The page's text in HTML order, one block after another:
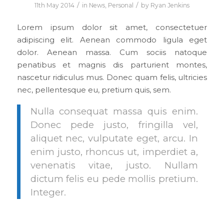
11th May 2014 / in News, Personal / by Ryan Jenkins
Lorem ipsum dolor sit amet, consectetuer
adipiscing elit. Aenean commodo ligula eget
dolor. Aenean massa. Cum sociis natoque
penatibus et magnis dis parturient montes,
nascetur ridiculus mus. Donec quam felis, ultricies
nec, pellentesque eu, pretium quis, sem.
Nulla consequat massa quis enim.
Donec pede justo, fringilla vel,
aliquet nec, vulputate eget, arcu. In
enim justo, rhoncus ut, imperdiet a,
venenatis vitae, justo. Nullam
dictum felis eu pede mollis pretium.
Integer.